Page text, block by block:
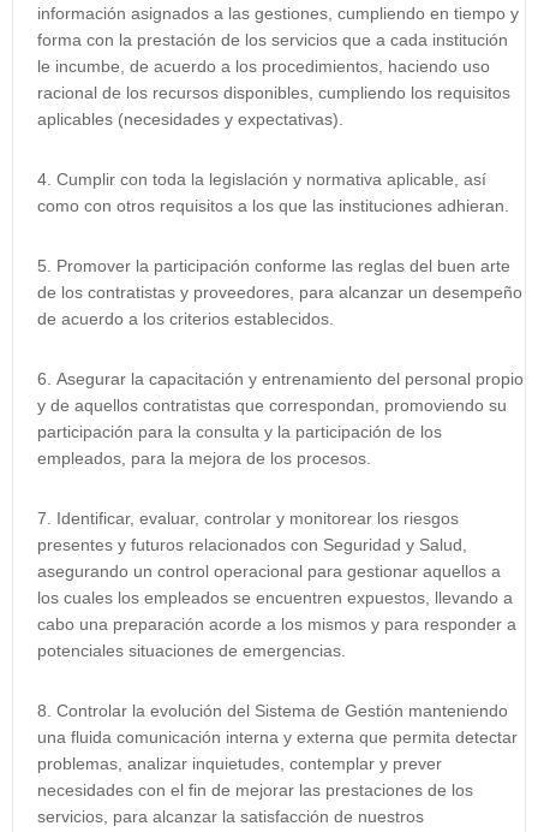
información asignados a las gestiones, cumpliendo en tiempo y
forma con la prestación de los servicios que a cada institución
le incumbe, de acuerdo a los procedimientos, haciendo uso
racional de los recursos disponibles, cumpliendo los requisitos
aplicables (necesidades y expectativas).
Cumplir con toda la legislación y normativa aplicable, así
como con otros requisitos a los que las instituciones adhieran.
Promover la participación conforme las reglas del buen arte
de los contratistas y proveedores, para alcanzar un desempeño
de acuerdo a los criterios establecidos.
Asegurar la capacitación y entrenamiento del personal propio
y de aquellos contratistas que correspondan, promoviendo su
participación para la consulta y la participación de los
empleados, para la mejora de los procesos.
Identificar, evaluar, controlar y monitorear los riesgos
presentes y futuros relacionados con Seguridad y Salud,
asegurando un control operacional para gestionar aquellos a
los cuales los empleados se encuentren expuestos, llevando a
cabo una preparación acorde a los mismos y para responder a
potenciales situaciones de emergencias.
Controlar la evolución del Sistema de Gestión manteniendo
una fluida comunicación interna y externa que permita detectar
problemas, analizar inquietudes, contemplar y prever
necesidades con el fin de mejorar las prestaciones de los
servicios, para alcanzar la satisfacción de nuestros